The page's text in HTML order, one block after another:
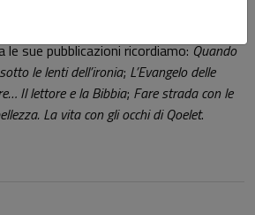
le sue pubblicazioni ricordiamo:Quando
le lenti dell’ironia; L’Evangelo delle
Il lettore e la Bibbia; Fare strada con le
La vita con gli occhi di Qoelet.